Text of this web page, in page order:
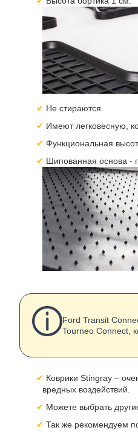
Не стираются.
Имеют легковесную,
Функциональная
Шипованная основа -
Ford Transit
Tourneo Connect,
Коврики Stingray –
вредных воздействий.
Можете выбрать
Так же рекомендуем